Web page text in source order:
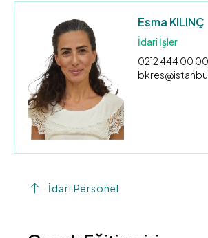
Esma KILINÇ
İdari İşler
0212 444 00
İdari Personel